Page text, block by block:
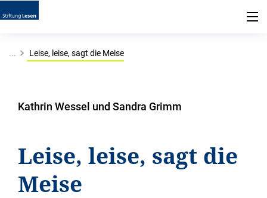
... Leise, leise, sagt die Meise
Kathrin Wessel und Sandra Grimm
Leise, leise, sagt die
Meise